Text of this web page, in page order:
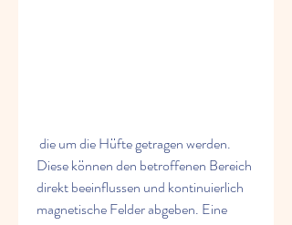
Diese können den betroffenen Bereich
direkt beeinflussen und kontinuierlich
magnetische Felder abgeben. Eine